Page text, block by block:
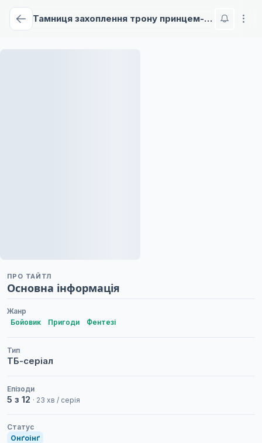
Тамниця захоплення трону принцем-дурнем
ПРО ТАЙТЛ
Основна інформація
Жанр
Бойовик
Пригоди Фентезі
Тип
ТБ-серіал
Епізоди
5 з 12 · 23 хв / серія
Статус
Онґоінґ